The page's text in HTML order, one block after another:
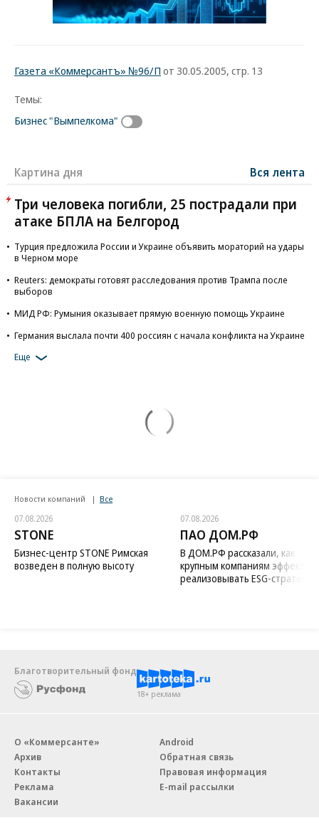
Газета «Коммерсантъ» №96/П от 30.05.2005, стр. 13
Темы:
Бизнес "Вымпелкома"
Картина дня Вся лента
Три человека погибли, 25 пострадали при
атаке БПЛА на Белгород
Турция предложила России и Украине объявить мораторий на удары
в Черном море
Reuters: демократы готовят расследования против Трампа после
выборов
МИД РФ: Румыния оказывает прямую военную помощь Украине
Германия выслала почти 400 россиян с начала конфликта на Украине
Еще
Новости компаний Все
07.08.2026
STONE
Бизнес-центр STONE Римская
возведен в полную высоту
07.08.2026
ПАО ДОМ.РФ
В ДОМ.РФ рассказали, как
крупным компаниям
реализовывать ESG-стратегию
Благотворительный фонд
18+ реклама
О «Коммерсанте»
Архив
Контакты
Реклама
Вакансии
Android
Обратная связь
Правовая информация
E-mail рассылки